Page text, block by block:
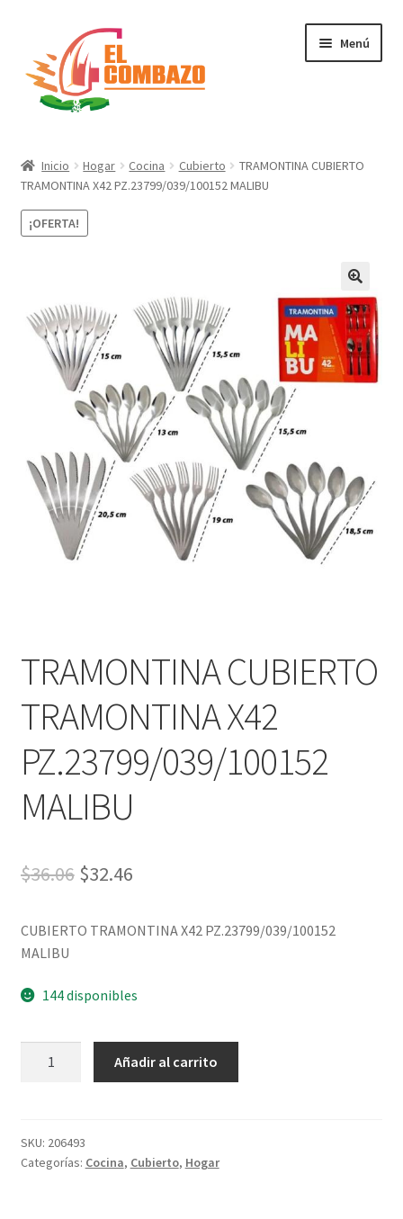
Menú
DJ, Audio e Iluminación PRO
Grabación de Audio & Video
Hogar
Marcas
Inicio Hogar Cocina Cubierto
TRAMONTINA CUBIERTO
TRAMONTINA X42 PZ.23799/039/100152 MALIBU
¡OFERTA!
TRAMONTINA CUBIERTO
TRAMONTINA X42
PZ.23799/039/100152
MALIBU
$36.06 $32.46
CUBIERTO TRAMONTINA X42 PZ.23799/039/100152
MALIBU
144 disponibles
Añadir al carrito
SKU: 206493
Categorías: Cocina, Cubierto, Hogar